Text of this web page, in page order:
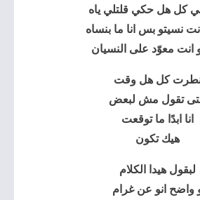
كل هل حكي قلتلي ياه
نسيتو بس انا ما بنساه
انت معوّد على النسيان
كل هل وقت
تقول مش لبعض
انا ابدًا ما توقعت
هيك تكون
لبقول هيدا الكلام
واضح انو عن غرام